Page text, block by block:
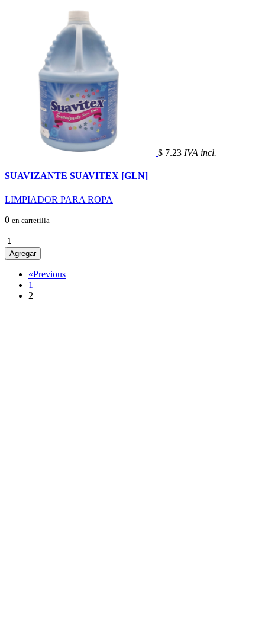
$ 7.23 IVA incl.
SUAVIZANTE SUAVITEX [GLN]
LIMPIADOR PARA ROPA
0 en carretilla
Agregar
«Previous
1
2